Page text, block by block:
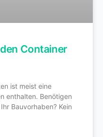
Container
ist meist eine
enthalten. Benötigen
Bauvorhaben? Kein